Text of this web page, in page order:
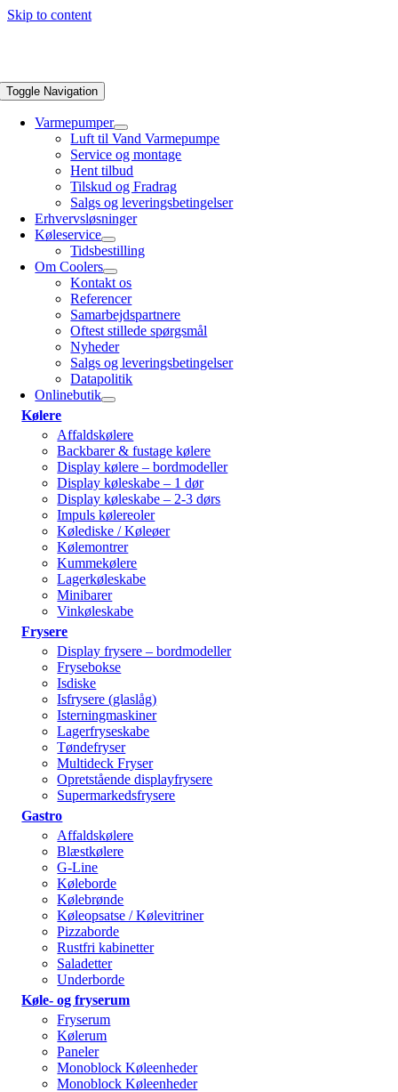
Skip to content
Toggle Navigation
Varmepumper
Luft til Vand Varmepumpe
Service og montage
Hent tilbud
Tilskud og Fradrag
Salgs og leveringsbetingelser
Erhvervsløsninger
Køleservice
Tidsbestilling
Om Coolers
Kontakt os
Referencer
Samarbejdspartnere
Oftest stillede spørgsmål
Nyheder
Salgs og leveringsbetingelser
Datapolitik
Onlinebutik
Kølere
Affaldskølere
Backbarer & fustage kølere
Display kølere – bordmodeller
Display køleskabe – 1 dør
Display køleskabe – 2-3 dørs
Impuls kølereoler
Kølediske / Køleøer
Kølemontrer
Kummekølere
Lagerkøleskabe
Minibarer
Vinkøleskabe
Frysere
Display frysere – bordmodeller
Frysebokse
Isdiske
Isfrysere (glaslåg)
Isterningmaskiner
Lagerfryseskabe
Tøndefryser
Multideck Fryser
Opretstående displayfrysere
Supermarkedsfrysere
Gastro
Affaldskølere
Blæstkølere
G-Line
Køleborde
Kølebrønde
Køleopsatse / Kølevitriner
Pizzaborde
Rustfri kabinetter
Saladetter
Underborde
Køle- og fryserum
Fryserum
Kølerum
Paneler
Monoblock Køleenheder
Monoblock Køleenheder